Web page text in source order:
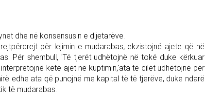
dhe në konsensusin e dijetarëve.
për lejimin e mudarabas, ekzistojnë ajete që në
Për shembull, 'Të tjerët udhëtojnë në tokë duke kërkuar
këtë ajet në kuptimin,'ata të cilët udhëtojnë për
edhe ata që punojnë me kapital të të tjerëve, duke ndarë
të mudarabas.